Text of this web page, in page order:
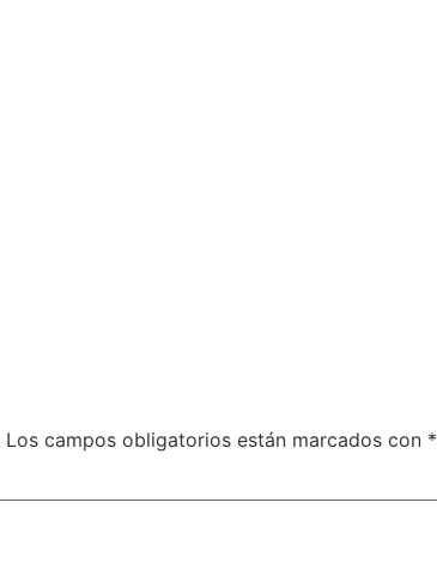
Los campos obligatorios están marcados con *